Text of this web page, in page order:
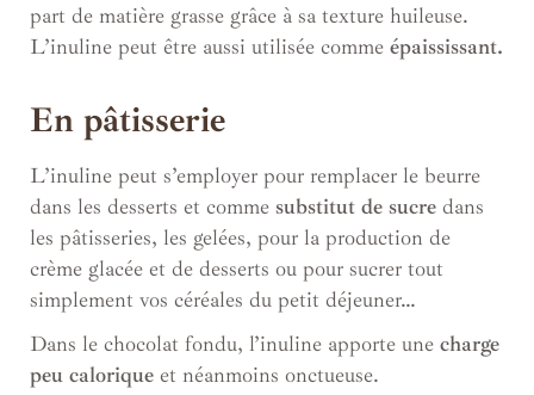
part de matière grasse grâce à sa texture huileuse.
L’inuline peut être aussi utilisée comme épaississant.
En pâtisserie
L’inuline peut s’employer pour remplacer le beurre
dans les desserts et comme substitut de sucre dans
les pâtisseries, les gelées, pour la production de
crème glacée et de desserts ou pour sucrer tout
simplement vos céréales du petit déjeuner…
Dans le chocolat fondu, l’inuline apporte une charge
peu calorique et néanmoins onctueuse.